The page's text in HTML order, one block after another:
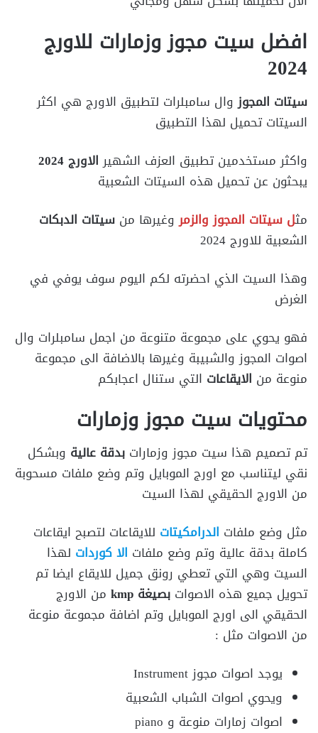
افضل سيت مجوز وزمارات للاورج
2024
سيتات المجوزوال سامبلرات لتطبيق الاورج هي اكثر
السيتات تحميل لهذا التطبيق
واكثر مستخدمين تطبيق العزف الشهير الاورج 2024
يبحثون عن تحميل هذه السيتات الشعبية
مثل سيتات المجوز والزمروغيرها من سيتات الدبكات
الشعبية للاورج 2024
وهذا السيت الذي احضرته لكم اليوم سوف يوفي في
الغرض
فهو يحوي على مجموعة متنوعة من اجمل سامبلرات وال
اصوات المجوز والشبيبة وغيرها بالاضافة الى مجموعة
منوعة من الايقاعات التي ستنال اعجابكم
محتويات سيت مجوز وزمارات
تم تصميم هذا سيت مجوز وزمارات بدقة عالية وبشكل
نقي ليتناسب مع اورج الموبايل وتم وضع ملفات مسحوبة
من الاورج الحقيقي لهذا السيت
مثل وضع ملفات الدرامكيتات للايقاعات لتصبح ايقاعات
كاملة بدقة عالية وتم وضع ملفات الا كوردات لهذا
السيت وهي التي تعطي رونق جميل للايقاع ايضا تم
تحويل جميع هذه الاصوات بصيغة kmp
من الاورج
الحقيقي الى اورج الموبايل وتم اضافة مجموعة منوعة
من الاصوات مثل :
يوجد اصوات مجوز Instrument
ويحوي اصوات الشباب الشعبية
اصوات زمارات منوعة و piano